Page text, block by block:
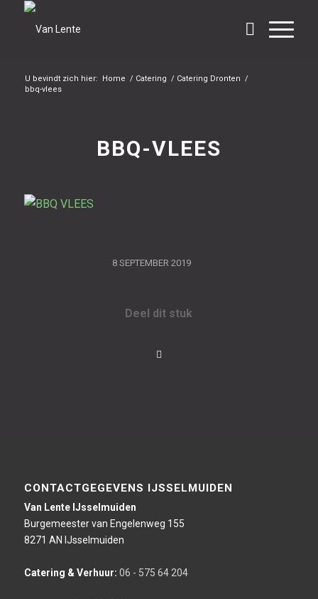
U bevindt zich hier: Home / Catering / Catering Dronten /
bbq-vlees
BBQ-VLEES
8 SEPTEMBER 2019
/
Deel dit stuk
CONTACTGEGEVENS IJSSELMUIDEN
Van Lente IJsselmuiden
Burgemeester van Engelenweg 155
8271 AN IJsselmuiden
Catering & Verhuur: 06 - 575 64 204